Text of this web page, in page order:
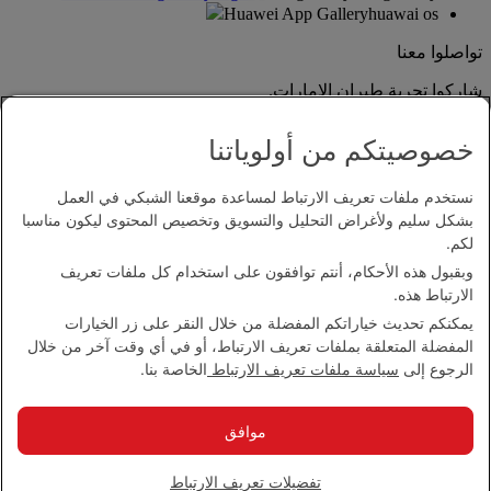
Huawei App Galleryhuawai os
تواصلوا معنا
شاركوا تجربة طيران الإمارات.
بيان إمكانية الدخول
اتصل بنا
سياسة الخصوصية
الشروط والأحكام
سياسة ملفات تعريف الارتباط
بيان الشفافية بموجب قانون مكافحة العبودية الحديثة
خصوصيتكم من أولوياتنا
نستخدم ملفات تعريف الارتباط لمساعدة موقعنا الشبكي في العمل
بشكل سليم ولأغراض التحليل والتسويق وتخصيص المحتوى ليكون مناسبا
لكم.
وبقبول هذه الأحكام، أنتم توافقون على استخدام كل ملفات تعريف
الارتباط هذه.
يمكنكم تحديث خياراتكم المفضلة من خلال النقر على زر الخيارات
المفضلة المتعلقة بملفات تعريف الارتباط، أو في أي وقت آخر من خلال
الرجوع إلى سياسة ملفات تعريف الارتباط الخاصة بنا.
تفضيلات تعريف الارتباط
موافق